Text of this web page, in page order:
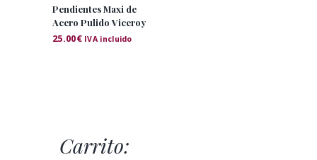
Pendientes Maxi de
Acero Pulido Viceroy
25.00€ IVA incluido
Carrito: